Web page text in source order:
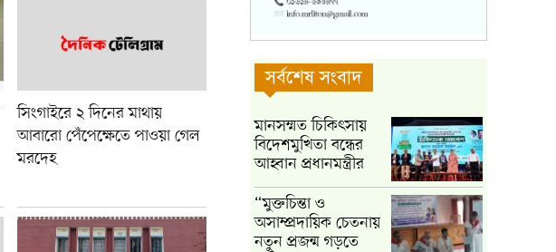
সিংগাইরে ২ দিনের মাথায়
আবারো পেঁপেক্ষেতে পাওয়া গেল
মরদেহ
সর্বশেষ সংবাদ
মানসম্মত চিকিৎসায়
বিদেশমুখিতা বন্ধের
আহ্বান প্রধানমন্ত্রীর
“মুক্তচিন্তা ও
অসাম্প্রদায়িক চেতনায়
নতুন প্রজন্ম গড়তে